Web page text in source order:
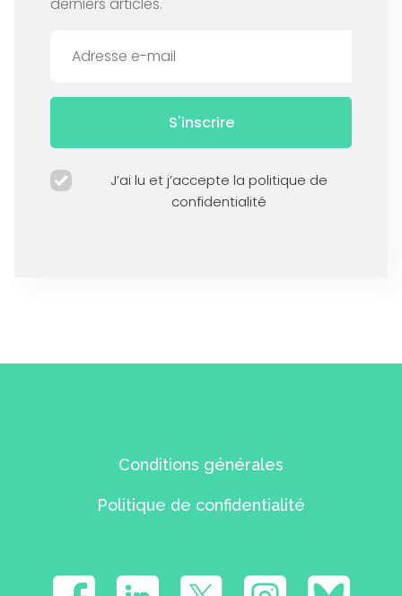
derniers articles.
S'inscrire
J’ai lu et j’accepte la politique de
confidentialité
Conditions générales
Politique de confidentialité